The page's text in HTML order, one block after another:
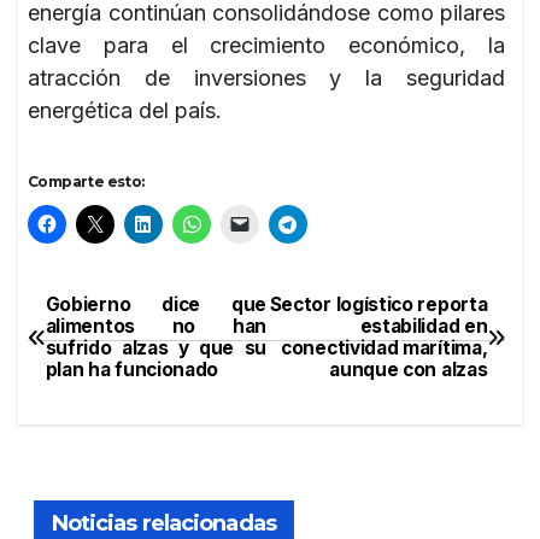
energía continúan consolidándose como pilares
clave para el crecimiento económico, la
atracción de inversiones y la seguridad
energética del país.
Comparte esto:
Navegación
de
Sector logístico reporta
estabilidad en
conectividad marítima,
aunque con alzas
Gobierno dice que
alimentos no han
sufrido alzas y que su
plan ha funcionado
Noticias relacionadas